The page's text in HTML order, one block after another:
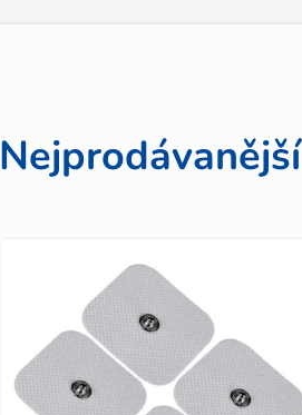
Nejprodávanější
p